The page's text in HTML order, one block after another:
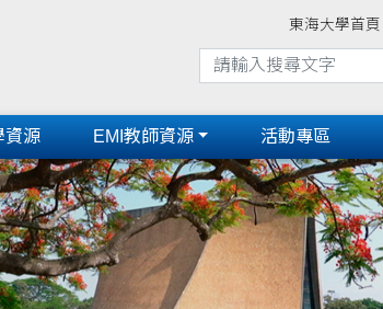
東海大學首頁
資源 EMI教師資源 活動專區